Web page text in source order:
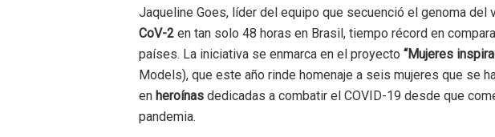
Jaqueline Goes, líder del equipo que secuenció el genoma del
CoV-2 en tan solo 48 horas en Brasil, tiempo récord en
países. La iniciativa se enmarca en el proyecto “Mujeres
Models), que este año rinde homenaje a seis mujeres que se
en heroínas dedicadas a combatir el COVID-19 desde que
pandemia.